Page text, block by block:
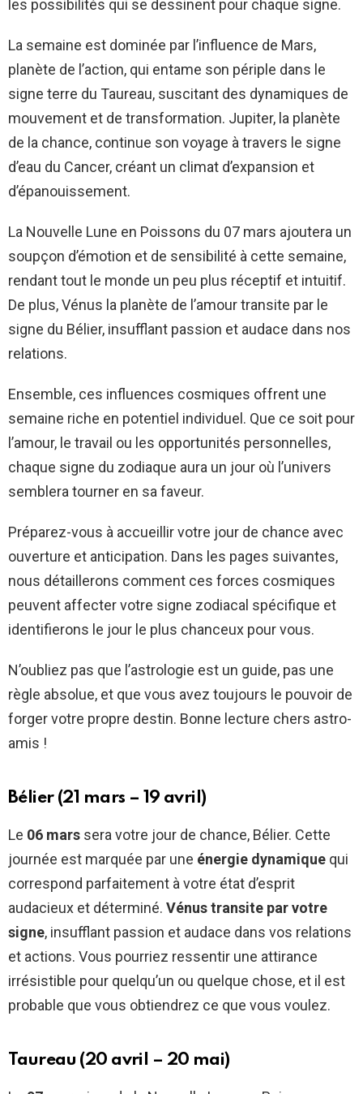
les possibilités qui se dessinent pour chaque signe.
La semaine est dominée par l’influence de Mars,
planète de l’action, qui entame son périple dans le
signe terre du Taureau, suscitant des dynamiques de
mouvement et de transformation. Jupiter, la planète
de la chance, continue son voyage à travers le signe
d’eau du Cancer, créant un climat d’expansion et
d’épanouissement.
La Nouvelle Lune en Poissons du 07 mars ajoutera un
soupçon d’émotion et de sensibilité à cette semaine,
rendant tout le monde un peu plus réceptif et intuitif.
De plus, Vénus la planète de l’amour transite par le
signe du Bélier, insufflant passion et audace dans nos
relations.
Ensemble, ces influences cosmiques offrent une
semaine riche en potentiel individuel. Que ce soit pour
l’amour, le travail ou les opportunités personnelles,
chaque signe du zodiaque aura un jour où l’univers
semblera tourner en sa faveur.
Préparez-vous à accueillir votre jour de chance avec
ouverture et anticipation. Dans les pages suivantes,
nous détaillerons comment ces forces cosmiques
peuvent affecter votre signe zodiacal spécifique et
identifierons le jour le plus chanceux pour vous.
N’oubliez pas que l’astrologie est un guide, pas une
règle absolue, et que vous avez toujours le pouvoir de
forger votre propre destin. Bonne lecture chers astro-
amis !
Bélier (21 mars – 19 avril)
Le 06 mars sera votre jour de chance, Bélier. Cette
journée est marquée par une énergie dynamique qui
correspond parfaitement à votre état d’esprit
audacieux et déterminé. Vénus transite par votre
signe, insufflant passion et audace dans vos relations
et actions. Vous pourriez ressentir une attirance
irrésistible pour quelqu’un ou quelque chose, et il est
probable que vous obtiendrez ce que vous voulez.
Taureau (20 avril – 20 mai)